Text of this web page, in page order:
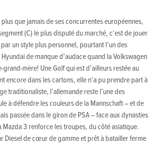
que jamais de ses concurrentes européennes,
(C) le plus disputé du marché, c’est de jouer
un style plus personnel, pourtant l’un des
de manque d’audace quand la Volkswagen
mère! Une Golf qui est d’ailleurs restée au
encore dans les cartons, elle n’a pu prendre part à
traditionaliste, l’allemande reste l’une des
à défendre les couleurs de la Mannschaft – et de
passée dans le giron de PSA – face aux dynasties
3 renforce les troupes, du côté asiatique.
Diesel de cœur de gamme et prêt à batailler ferme